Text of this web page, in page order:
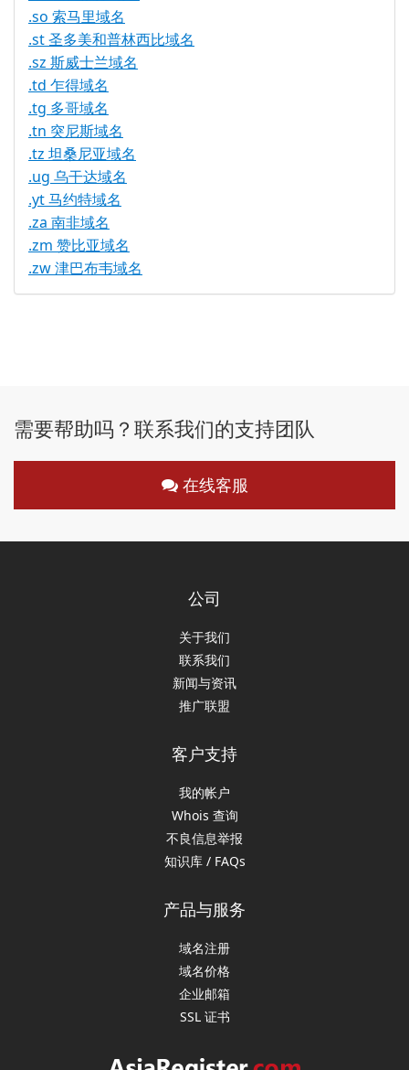
.so 索马里域名
.st 圣多美和普林西比域名
.sz 斯威士兰域名
.td 乍得域名
.tg 多哥域名
.tn 突尼斯域名
.tz 坦桑尼亚域名
.ug 乌干达域名
.yt 马约特域名
.za 南非域名
.zm 赞比亚域名
.zw 津巴布韦域名
需要帮助吗？联系我们的支持团队
在线客服
公司
关于我们
联系我们
新闻与资讯
推广联盟
客户支持
我的帐户
Whois 查询
不良信息举报
知识库 / FAQs
产品与服务
域名注册
域名价格
企业邮箱
SSL 证书